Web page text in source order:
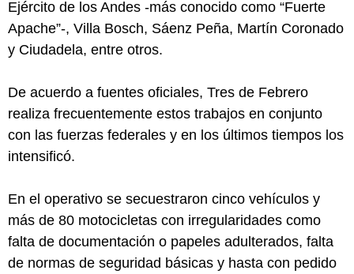
Ejército de los Andes -más conocido como “Fuerte
Apache”-, Villa Bosch, Sáenz Peña, Martín Coronado
y Ciudadela, entre otros.
De acuerdo a fuentes oficiales, Tres de Febrero
realiza frecuentemente estos trabajos en conjunto
con las fuerzas federales y en los últimos tiempos los
intensificó.
En el operativo se secuestraron cinco vehículos y
más de 80 motocicletas con irregularidades como
falta de documentación o papeles adulterados, falta
de normas de seguridad básicas y hasta con pedido